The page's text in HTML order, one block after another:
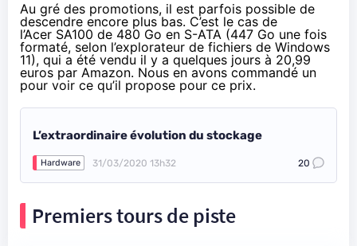
Au gré des promotions, il est parfois possible de
descendre encore plus bas. C’est le cas de
l’Acer SA100 de 480 Go en S-ATA (447 Go une fois
formaté, selon l’explorateur de fichiers de Windows
11), qui a été vendu il y a quelques jours à 20,99
euros par Amazon. Nous en avons commandé un
pour voir ce qu’il propose pour ce prix.
L’extraordinaire évolution du stockage
Hardware 31/03/2020 13h32 20
Premiers tours de piste